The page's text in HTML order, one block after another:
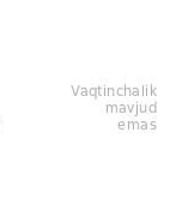
vaqtinchalik
mavjud
emas